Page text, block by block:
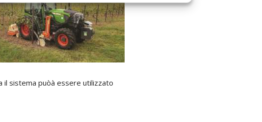
sistema puòà essere utilizzato